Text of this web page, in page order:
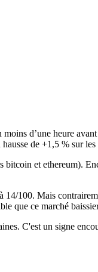
d’une heure
de +1,5 % sur
et ethereum).
14/100. Mais
que ce marché
C'est un signe